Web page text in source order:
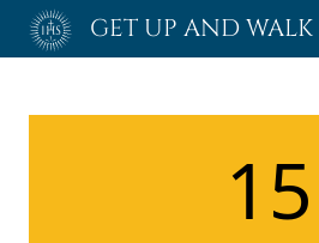
Passa
GET UP AND WALK
15